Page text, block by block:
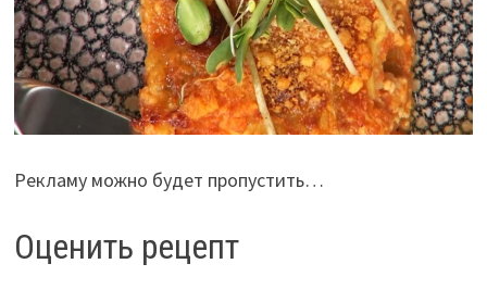
Рекламу можно будет пропустить…
Оценить рецепт